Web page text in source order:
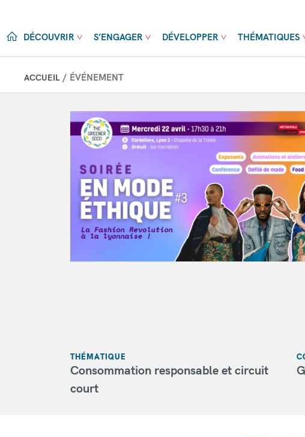
DÉCOUVRIR S’ENGAGER DÉVELOPPER
THÉMATIQUES
ACCUEIL ÉVÉNEMENT
THÉMATIQUE
Consommation responsable et circuit
court